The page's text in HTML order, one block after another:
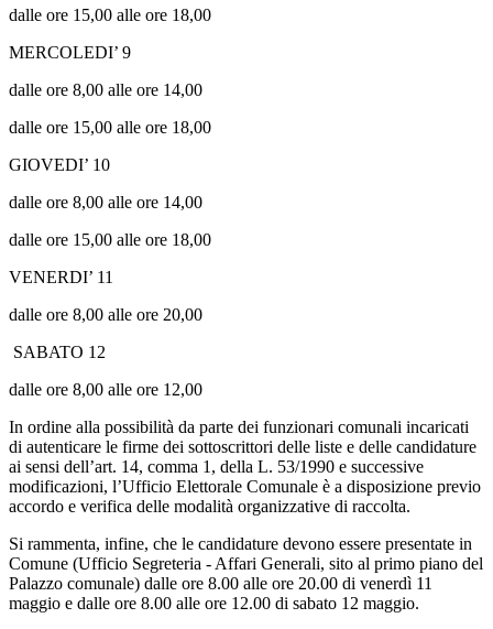
dalle ore 15,00 alle ore 18,00
MERCOLEDI’ 9
dalle ore 8,00 alle ore 14,00
dalle ore 15,00 alle ore 18,00
GIOVEDI’ 10
dalle ore 8,00 alle ore 14,00
dalle ore 15,00 alle ore 18,00
VENERDI’ 11
dalle ore 8,00 alle ore 20,00
SABATO 12
dalle ore 8,00 alle ore 12,00
In ordine alla possibilità da parte dei funzionari comunali incaricati
di autenticare le firme dei sottoscrittori delle liste e delle candidature
ai sensi dell’art. 14, comma 1, della L. 53/1990 e successive
modificazioni, l’Ufficio Elettorale Comunale è a disposizione previo
accordo e verifica delle modalità organizzative di raccolta.
Si rammenta, infine, che le candidature devono essere presentate in
Comune (Ufficio Segreteria - Affari Generali, sito al primo piano del
Palazzo comunale) dalle ore 8.00 alle ore 20.00 di venerdì 11
maggio e dalle ore 8.00 alle ore 12.00 di sabato 12 maggio.